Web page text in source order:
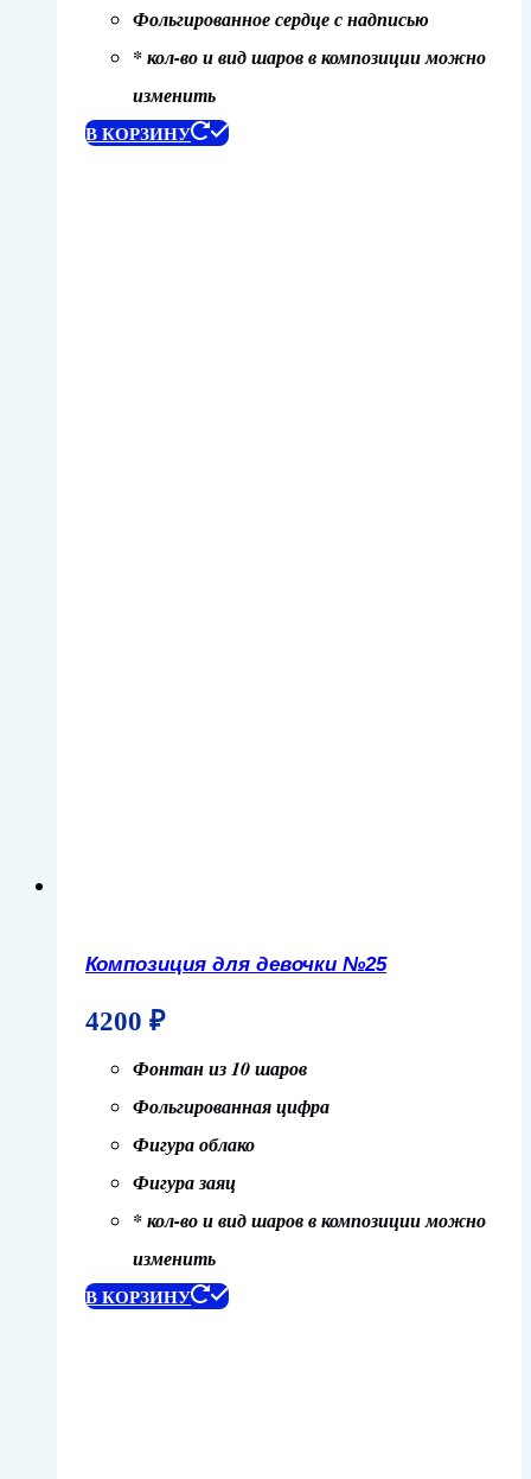
Фольгированное сердце с надписью
* кол-во и вид шаров в композиции можно
изменить
В КОРЗИНУ
Композиция для девочки №25
4200 ₽
Фонтан из 10 шаров
Фольгированная цифра
Фигура облако
Фигура заяц
* кол-во и вид шаров в композиции можно
изменить
В КОРЗИНУ